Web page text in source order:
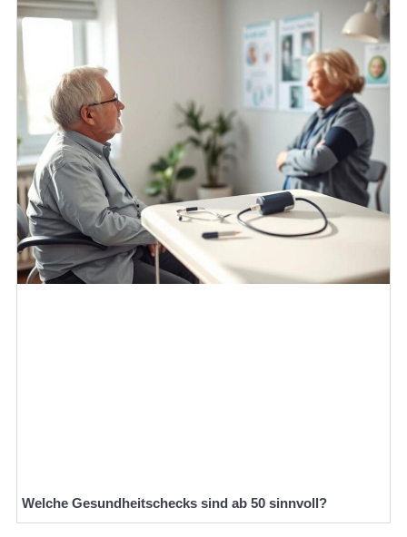
Welche Gesundheitschecks sind ab 50 sinnvoll?